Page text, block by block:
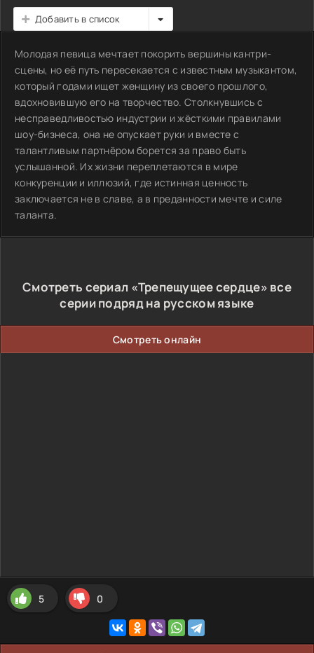
Добавить в список
Молодая певица мечтает покорить вершины кантри-
сцены, но её путь пересекается с известным музыкантом,
который годами ищет женщину из своего прошлого,
вдохновившую его на творчество. Столкнувшись с
несправедливостью индустрии и жёсткими правилами
шоу-бизнеса, она не опускает руки и вместе с
талантливым партнёром борется за право быть
услышанной. Их жизни переплетаются в мире
конкуренции и иллюзий, где истинная ценность
заключается не в славе, а в преданности мечте и силе
таланта.
Смотреть сериал «Трепещущее сердце» все
серии подряд на русском языке
Смотреть онлайн
5 0